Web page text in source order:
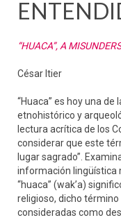
“HUACA”, A
César Itier
“Huaca” es hoy una
etnohistórico y
lectura acrítica de los
considerar que este
lugar sagrado”.
información lingüística
“huaca” (wak’a)
religioso, dicho
consideradas como